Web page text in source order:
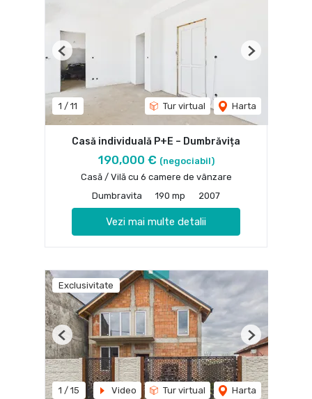
1 / 11 Tur virtual Harta
Previous Next
Casă individuală P+E – Dumbrăvița
190,000 € (negociabil)
Casă / Vilă cu 6 camere de vânzare
Dumbravita
190 mp 2007
Vezi mai multe detalii
Exclusivitate
1 / 15 Video Tur virtual Harta
Previous Next